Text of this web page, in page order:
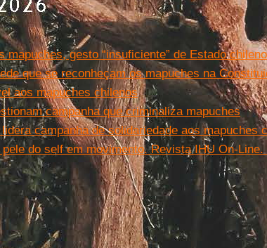
mapuches, gesto “insuficiente” de Estado chileno
que se reconheçam os mapuches na
aos mapuches chilenos
campanha que criminaliza mapuches
campanha de solidariedade aos mapuches
pele do self em movimento. Revista IHU On-Line.